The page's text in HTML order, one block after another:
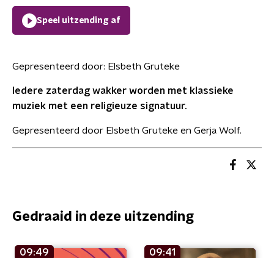
Speel uitzending af
Gepresenteerd door: Elsbeth Gruteke
Iedere zaterdag wakker worden met klassieke
muziek met een religieuze signatuur.
Gepresenteerd door Elsbeth Gruteke en Gerja Wolf.
Gedraaid in deze uitzending
09:49 09:41